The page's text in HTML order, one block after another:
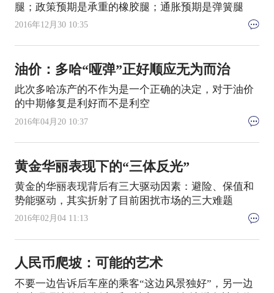
腿；政策预期是承重的橡胶腿；通胀预期是弹簧腿
2016年12月30 10:35
油价：多哈“哑弹”正好顺应无为而治
此次多哈冻产的不作为是一个正确的决定，对于油价
的中期修复是利好而不是利空
2016年04月20 10:37
黄金华丽表现下的“三体反光”
黄金的华丽表现背后有三大驱动因素：避险、保值和
势能驱动，其实折射了目前困扰市场的三大难题
2016年02月04 11:13
人民币爬坡：可能的艺术
不要一边告诉后车座的乘客“这边风景独好”，另一边